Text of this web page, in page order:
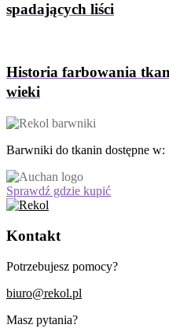
spadających liści
Historia farbowania
wieki
Barwniki do tkanin dostępne w:
Sprawdź gdzie kupić
Kontakt
Potrzebujesz pomocy?
biuro@rekol.pl
Masz pytania?